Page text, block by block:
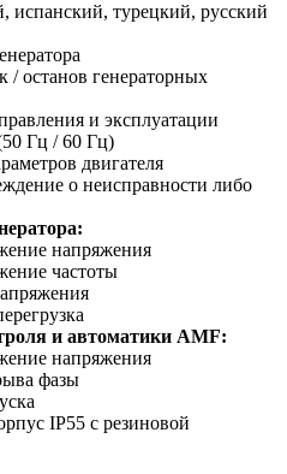
испанский, турецкий, русский
/ останов генераторных
и эксплуатации
Гц / 60 Гц)
двигателя
о неисправности либо
напряжения
частоты
и автоматики AMF:
напряжения
фазы
IP55 с резиновой